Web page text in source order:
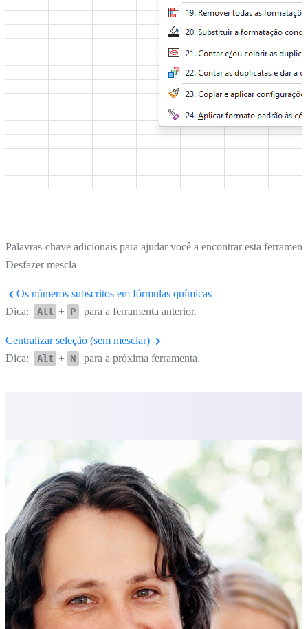
Palavras-chave adicionais para ajudar você a encontrar esta
Desfazer mescla
Os números subscritos em fórmulas químicas
Dica:
Alt + P para a ferramenta anterior.
Centralizar seleção (sem mesclar)
Dica:
Alt + N para a próxima ferramenta.